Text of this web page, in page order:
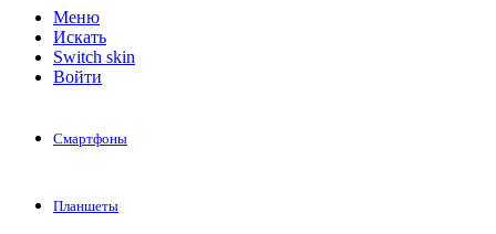
Меню
Искать
Switch skin
Войти
Смартфоны
Планшеты